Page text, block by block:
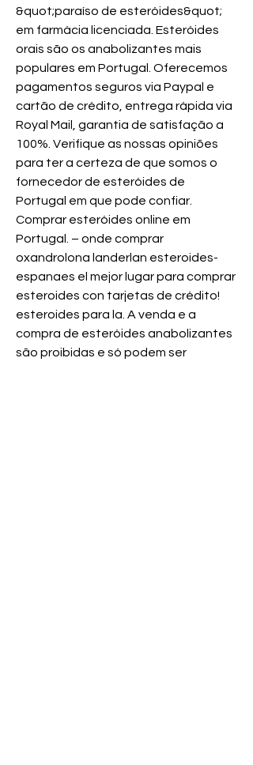
&quot;paraíso de esteróides&quot;
em farmácia licenciada. Esteróides
orais são os anabolizantes mais
populares em Portugal. Oferecemos
pagamentos seguros via Paypal e
cartão de crédito, entrega rápida via
Royal Mail, garantia de satisfação a
100%. Verifique as nossas opiniões
para ter a certeza de que somos o
fornecedor de esteróides de
Portugal em que pode confiar.
Comprar esteróides online em
Portugal. – onde comprar
oxandrolona landerlan esteroides-
espanaes el mejor lugar para comprar
esteroides con tarjetas de crédito!
esteroides para la. A venda e a
compra de esteróides anabolizantes
são proibidas e só podem ser